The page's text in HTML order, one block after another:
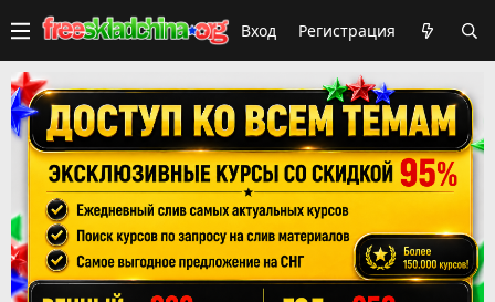
Вход Регистрация